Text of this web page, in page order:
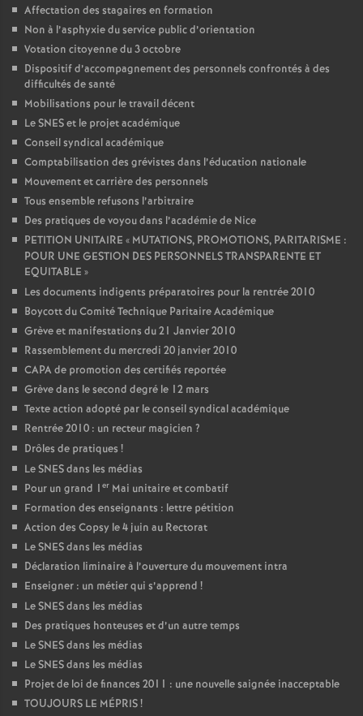
Affectation des stagaires en formation
Non à l’asphyxie du service public d’orientation
Votation citoyenne du 3 octobre
Dispositif d’accompagnement des personnels confrontés à des
difficultés de santé
Mobilisations pour le travail décent
Le SNES et le projet académique
Conseil syndical académique
Comptabilisation des grévistes dans l’éducation nationale
Mouvement et carrière des personnels
Tous ensemble refusons l’arbitraire
Des pratiques de voyou dans l’académie de Nice
PETITION UNITAIRE « MUTATIONS, PROMOTIONS, PARITARISME :
POUR UNE GESTION DES PERSONNELS TRANSPARENTE ET
EQUITABLE »
Les documents indigents préparatoires pour la rentrée 2010
Boycott du Comité Technique Paritaire Académique
Grève et manifestations du 21 Janvier 2010
Rassemblement du mercredi 20 janvier 2010
CAPA de promotion des certifiés reportée
Grève dans le second degré le 12 mars
Texte action adopté par le conseil syndical académique
Rentrée 2010 : un recteur magicien ?
Drôles de pratiques !
Le SNES dans les médias
Pour un grand 1 er Mai unitaire et combatif
Formation des enseignants : lettre pétition
Action des Copsy le 4 juin au Rectorat
Le SNES dans les médias
Déclaration liminaire à l’ouverture du mouvement intra
Enseigner : un métier qui s’apprend !
Le SNES dans les médias
Des pratiques honteuses et d’un autre temps
Le SNES dans les médias
Le SNES dans les médias
Projet de loi de finances 2011 : une nouvelle saignée inacceptable
TOUJOURS LE MÉPRIS!